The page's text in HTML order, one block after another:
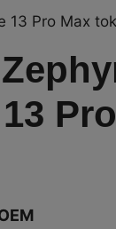
13 Pro Max tok